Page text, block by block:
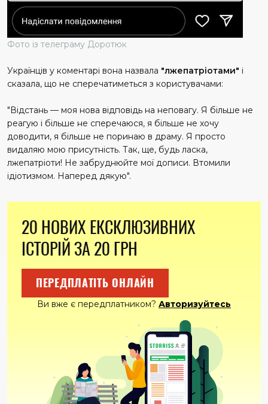
Фото із телеграму Доротюк
Українців у коментарі вона назвала "лжепатріотами" і
сказала, що не сперечатиметься з користувачами:
"Відстань — моя нова відповідь на неповагу. Я більше не
реагую і більше не сперечаюся, я більше не хочу
доводити, я більше не поринаю в драму. Я просто
видаляю мою присутність. Так, ще, будь ласка,
лжепатріоти! Не забруднюйте мої дописи. Втомили
ідіотизмом. Наперед дякую".
20 НОВИХ ЕКСКЛЮЗИВНИХ
ІСТОРІЙ ЗА 20 ГРН
ПЕРЕДПЛАТІТЬ ОНЛАЙН
Ви вже є передплатником? Авторизуйтесь